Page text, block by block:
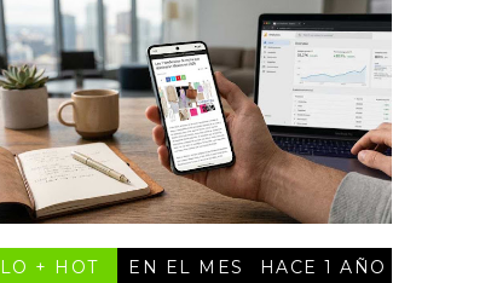
LO + HOT EN EL MES HACE 1 AÑO